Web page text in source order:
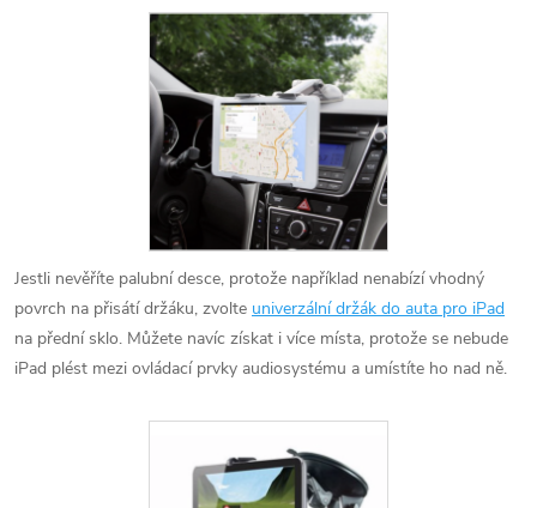
Jestli nevěříte palubní desce, protože například nenabízí vhodný
povrch na přisátí držáku, zvolte univerzální držák do auta pro iPad
na přední sklo. Můžete navíc získat i více místa, protože se nebude
iPad plést mezi ovládací prvky audiosystému a umístíte ho nad ně.